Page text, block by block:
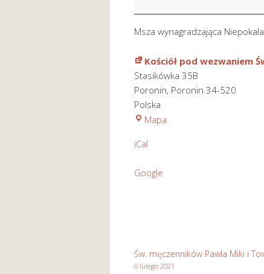
Najświętszej
Maryi
Msza wynagradzająca
Kościół pod wezwaniem
Stasikówka 35B
Poronin, Poronin 34-520
Polska
Mapa
iCal
Google
Św. męczenników Pawła Miki i
6 lutego 2021